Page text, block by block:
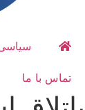
تماس با ما